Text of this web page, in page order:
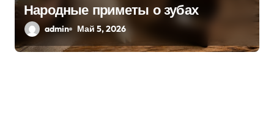
Народные приметы о зубах
admin Май 5, 2026